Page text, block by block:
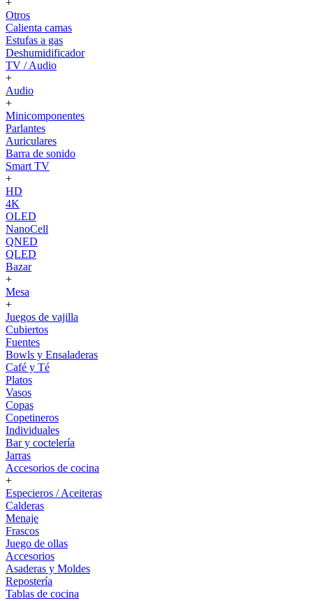
+
Otros
Calienta camas
Estufas a gas
Deshumidificador
TV / Audio
+
Audio
+
Minicomponentes
Parlantes
Auriculares
Barra de sonido
Smart TV
+
HD
4K
OLED
NanoCell
QNED
QLED
Bazar
+
Mesa
+
Juegos de vajilla
Cubiertos
Fuentes
Bowls y Ensaladeras
Café y Té
Platos
Vasos
Copas
Copetineros
Individuales
Bar y coctelería
Jarras
Accesorios de cocina
+
Especieros / Aceiteras
Calderas
Menaje
Frascos
Juego de ollas
Accesorios
Asaderas y Moldes
Repostería
Tablas de cocina